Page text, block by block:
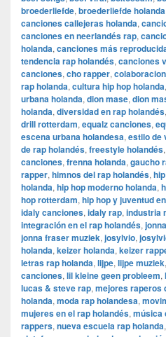
broederliefde, broederliefde holanda
canciones callejeras holanda,
canciones en neerlandés rap,
holanda, canciones más
tendencia rap holandés, canciones
canciones, cho rapper,
rap holanda, cultura hip hop holanda,
urbana holanda, dion mase, dion
holanda, diversidad en rap holandés,
drill rotterdam, equalz canciones,
escena urbana holandesa, estilo de
de rap holandés, freestyle holandés,
canciones, frenna holanda, gaucho
rapper, himnos del rap holandés,
holanda, hip hop moderno holanda,
hop rotterdam, hip hop y juventud
idaly canciones, idaly rap, industria
integración en el rap holandés,
jonna fraser muziek, josylvio,
holanda, keizer holanda, keizer
letras rap holanda, lijpe, lijpe muziek,
canciones, lil kleine geen probleem,
lucas & steve rap, mejores raperos
holanda, moda rap holandesa,
mujeres en el rap holandés, música
rappers, nueva escuela rap holanda,